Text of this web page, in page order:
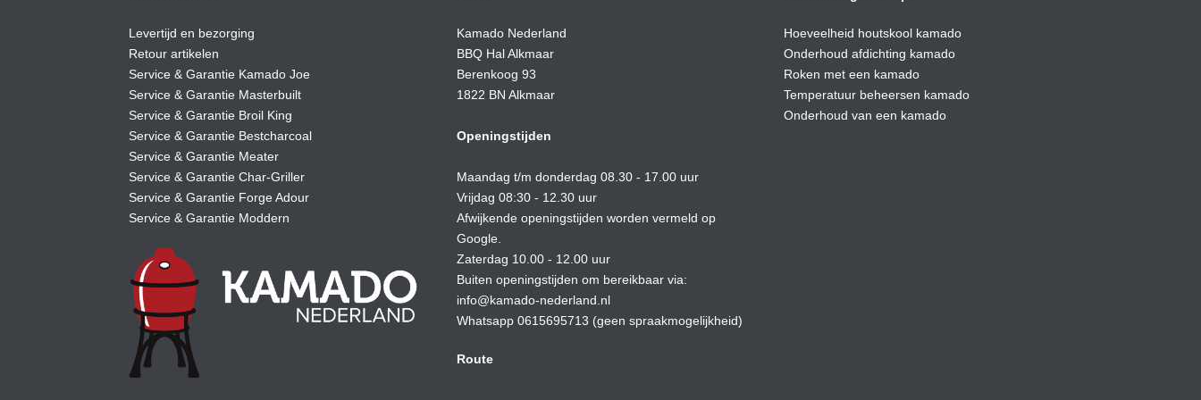
Levertijd en bezorging
Retour artikelen
Service & Garantie Kamado Joe
Service & Garantie Masterbuilt
Service & Garantie Broil King
Service & Garantie Bestcharcoal
Service & Garantie Meater
Service & Garantie Char-Griller
Service & Garantie Forge Adour
Service & Garantie Moddern
Kamado Nederland
BBQ Hal Alkmaar
Berenkoog 93
1822 BN Alkmaar
Openingstijden
Maandag t/m donderdag 08.30 - 17.00 uur
Vrijdag 08:30 - 12.30 uur
Afwijkende openingstijden worden vermeld op
Google.
Zaterdag 10.00 - 12.00 uur
Buiten openingstijden om bereikbaar via:
info@kamado-nederland.nl
Whatsapp 0615695713 (geen spraakmogelijkheid)
Route
Hoeveelheid houtskool kamado
Onderhoud afdichting kamado
Roken met een kamado
Temperatuur beheersen kamado
Onderhoud van een kamado